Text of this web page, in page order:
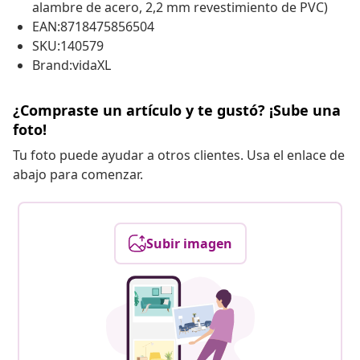
alambre de acero, 2,2 mm revestimiento de PVC)
EAN:8718475856504
SKU:140579
Brand:vidaXL
¿Compraste un artículo y te gustó? ¡Sube una
foto!
Tu foto puede ayudar a otros clientes. Usa el enlace de
abajo para comenzar.
Subir imagen